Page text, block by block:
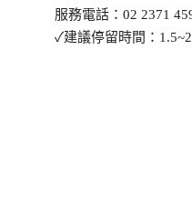
服務電話：02 2371
✓建議停留時間：